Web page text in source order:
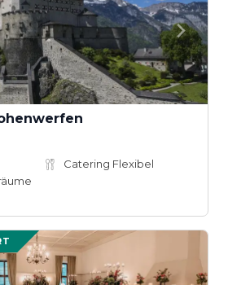
Catering Flexibel